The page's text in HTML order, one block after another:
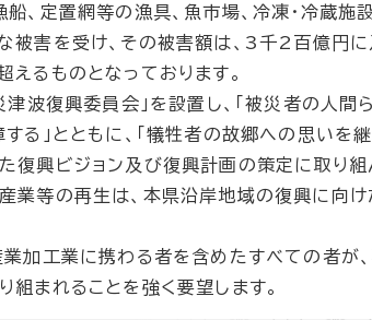
、定置網等の漁具、魚市場、冷凍・冷蔵施
被害を受け、その被害額は、3千2百億円に
るものとなっております。
復興委員会」を設置し、「被災者の人間らし
る」とともに、「犠牲者の故郷への思いを
復興ビジョン及び復興計画の策定に取り組
等の再生は、本県沿岸地域の復興に向け
加工業に携わる者を含めたすべての者が
まれることを強く要望します。